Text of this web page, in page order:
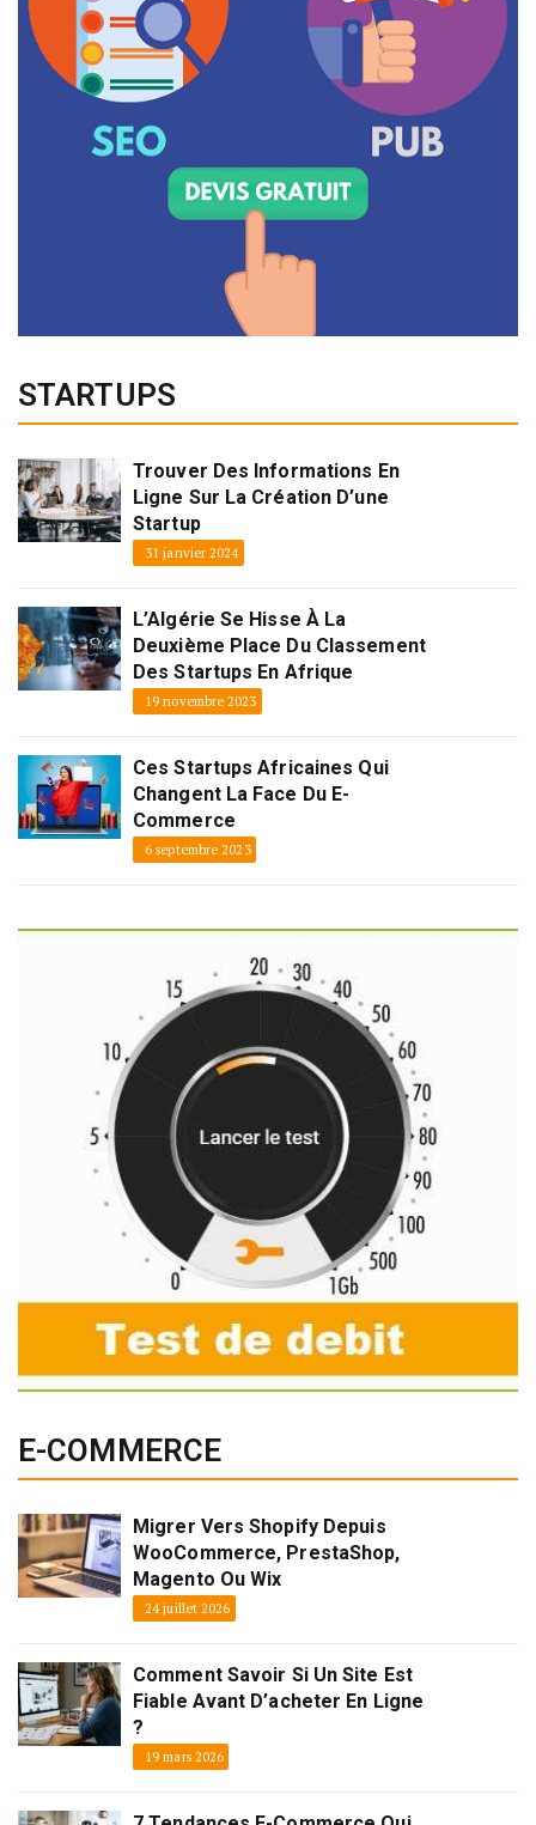
STARTUPS
Trouver Des Informations En
Ligne Sur La Création D’une
Startup
31 janvier 2024
L’Algérie Se Hisse À La
Deuxième Place Du Classement
Des Startups En Afrique
19 novembre 2023
Ces Startups Africaines Qui
Changent La Face Du E-
Commerce
6 septembre 2023
E-COMMERCE
Migrer Vers Shopify Depuis
WooCommerce, PrestaShop,
Magento Ou Wix
24 juillet 2026
Comment Savoir Si Un Site Est
Fiable Avant D’acheter En Ligne
?
19 mars 2026